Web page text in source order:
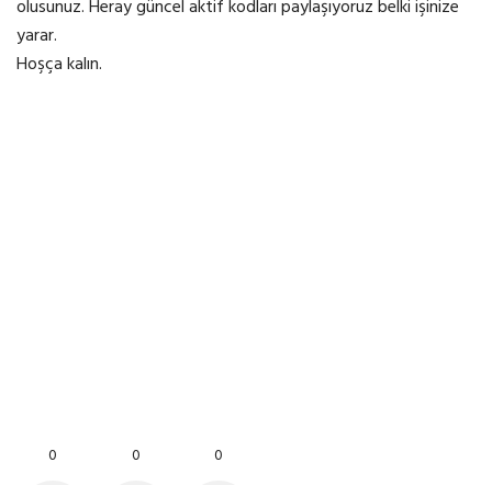
olusunuz. Heray güncel aktif kodları paylaşıyoruz belki işinize
yarar.
Hoşça kalın.
0 0 0